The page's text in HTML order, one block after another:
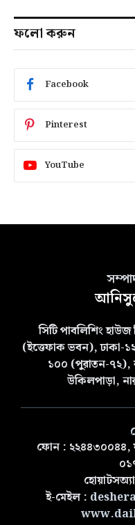
ফলো করুন
Facebook
Pinterest
YouTube
সিটি পাবলিশিং
(ইত্তেফাক ভবন), ঢাকা-
১০০ (পুরাতন-৭২),
উকিলপাড়া,
ফোন : ২২৪৪৩০০৪৪,
ই-মেইল :